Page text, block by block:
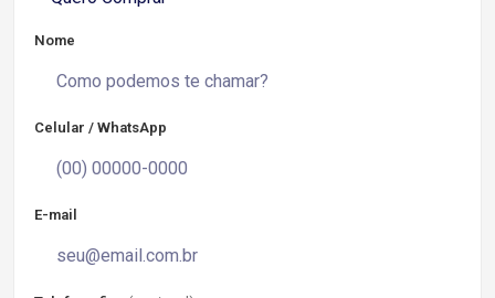
Nome
Celular / WhatsApp
E-mail